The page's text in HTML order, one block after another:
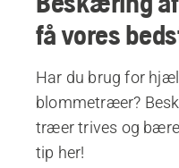
få vores
Har du brug for
blommetræer?
træer trives og
tip her!